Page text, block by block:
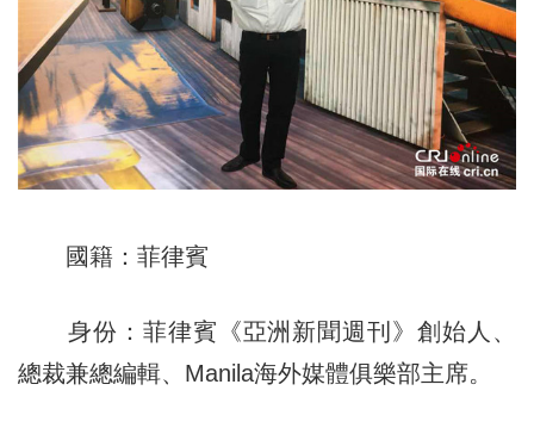
國籍：菲律賓
身份：菲律賓《亞洲新聞週刊》創始人、
總裁兼總編輯、Manila海外媒體俱樂部主席。